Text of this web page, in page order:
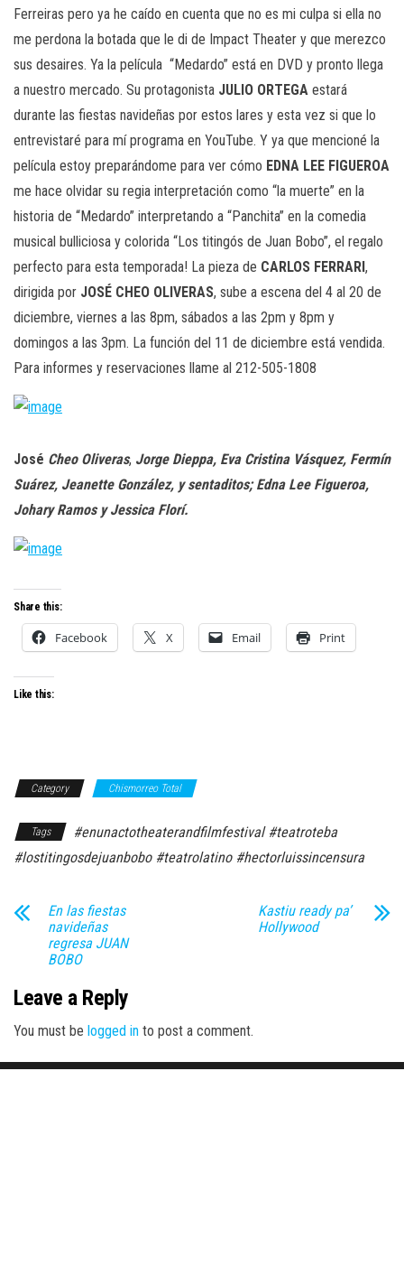
Ferreiras pero ya he caído en cuenta que no es mi culpa si ella no
me perdona la botada que le di de Impact Theater y que merezco
sus desaires. Ya la película “Medardo” está en DVD y pronto llega
a nuestro mercado. Su protagonista JULIO ORTEGA estará
durante las fiestas navideñas por estos lares y esta vez si que lo
entrevistaré para mí programa en YouTube. Y ya que mencioné la
película estoy preparándome para ver cómo EDNA LEE FIGUEROA
me hace olvidar su regia interpretación como “la muerte” en la
historia de “Medardo” interpretando a “Panchita” en la comedia
musical bulliciosa y colorida “Los titingós de Juan Bobo”, el regalo
perfecto para esta temporada! La pieza de CARLOS FERRARI,
dirigida por JOSÉ CHEO OLIVERAS, sube a escena del 4 al 20 de
diciembre, viernes a las 8pm, sábados a las 2pm y 8pm y
domingos a las 3pm. La función del 11 de diciembre está vendida.
Para informes y reservaciones llame al 212-505-1808
José Cheo Oliveras, Jorge Dieppa, Eva Cristina Vásquez, Fermín
Suárez, Jeanette González, y sentaditos; Edna Lee Figueroa,
Johary Ramos y Jessica Florí.
Share this:
Facebook X Email Print
Like this:
Category Chismorreo Total
Tags
#enunactotheaterandfilmfestival #teatroteba
#lostitingosdejuanbobo #teatrolatino #hectorluissincensura
En las fiestas
navideñas
regresa JUAN
BOBO
Kastiu ready pa’
Hollywood
Leave a Reply
You must be logged in to post a comment.